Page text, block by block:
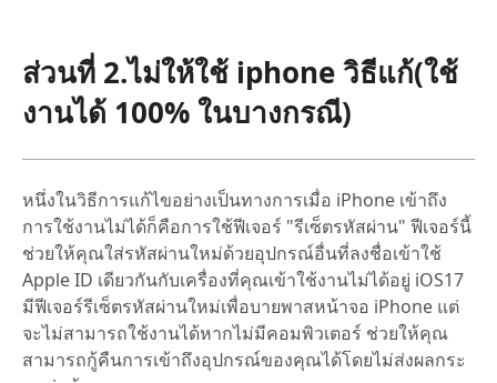
ส่วนที่ 2.ไม่ให้ใช้ iphone วิธีแก้(ใช้
งานได้ 100% ในบางกรณี)
หนึ่งในวิธีการแก้ไขอย่างเป็นทางการเมื่อ iPhone เข้าถึง
การใช้งานไม่ได้ก็คือการใช้ฟีเจอร์ "รีเซ็ตรหัสผ่าน" ฟีเจอร์นี้
ช่วยให้คุณใส่รหัสผ่านใหม่ด้วยอุปกรณ์อื่นที่ลงชื่อเข้าใช้
Apple ID เดียวกันกับเครื่องที่คุณเข้าใช้งานไม่ได้อยู่ iOS17
มีฟีเจอร์รีเซ็ตรหัสผ่านใหม่เพื่อบายพาสหน้าจอ iPhone แต่
จะไม่สามารถใช้งานได้หากไม่มีคอมพิวเตอร์ ช่วยให้คุณ
สามารถกู้คืนการเข้าถึงอุปกรณ์ของคุณได้โดยไม่ส่งผลกระ